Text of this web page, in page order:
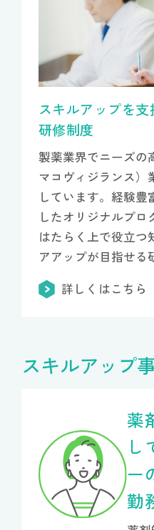
スキルアップを支
研修制度
製薬業界でニーズの
マコヴィジランス）
しています。経験
したオリジナルプ
はたらく上で役立つ
アアップが目指せる
詳しくはこちら
スキルアップ
薬
し
ー
勤